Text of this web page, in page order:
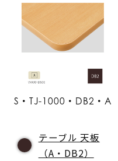
S・TJ-1000・DB2・A
テーブル 天板
（A・DB2）